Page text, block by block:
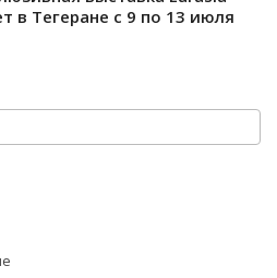
в Тегеране с 9 по 13 июля